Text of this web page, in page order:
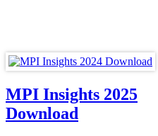
MPI Insights 2025
Download